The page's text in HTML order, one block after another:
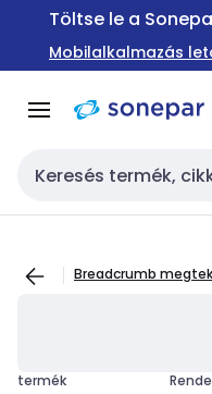
Ugrás a
Ugrás a
tartalomra
Töltse le a
Mobilalkalmazás
Keresési bemenet
Breadcrumb
termék